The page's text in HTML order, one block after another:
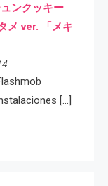
ンクッキー
メ ver. 「メキ
[…]